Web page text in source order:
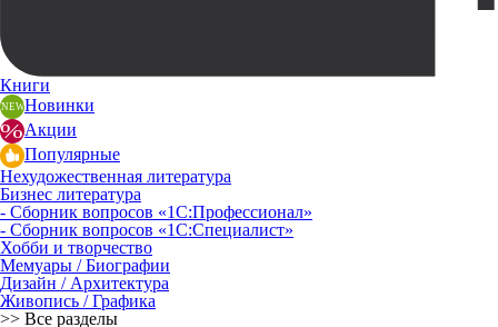
Книги
Новинки
Акции
Популярные
Нехудожественная литература
Бизнес литература
- Сборник вопросов «1С:Профессионал»
- Сборник вопросов «1С:Специалист»
Хобби и творчество
Мемуары / Биографии
Дизайн / Архитектура
Живопись / Графика
>> Все разделы